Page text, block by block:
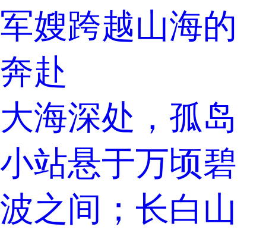
军嫂跨越山海的
奔赴
大海深处，孤岛
小站悬于万顷碧
波之间；长白山